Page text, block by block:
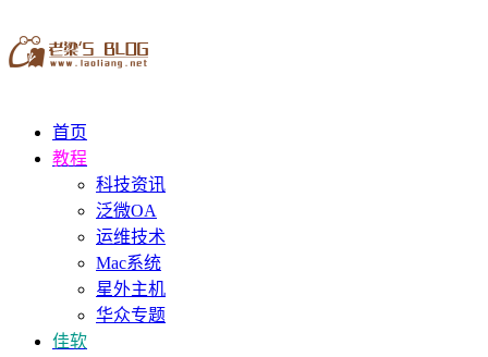
首页
教程
科技资讯
泛微OA
运维技术
Mac系统
星外主机
华众专题
佳软